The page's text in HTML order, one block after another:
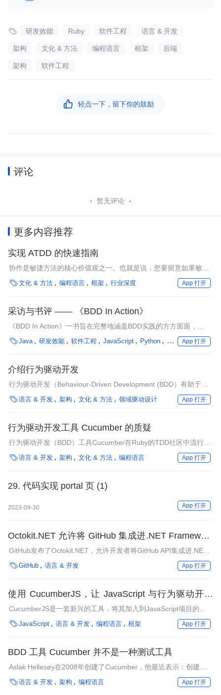
 研发效能 Ruby 软件工程 语言 & 开发
架构 文化 & 方法 编程语言 框架 后端
架构 软件工程
 轻点一下，留下你的鼓励
评论
暂无评论
更多内容推荐
实现 ATDD 的快速指南
协作是敏捷方法的核心价值观之一。也就是说，您要留意如果敏捷
团队中的开发人员、测试人员和业务人员之间缺乏协作，会发生什
么? 本文提供了在您的项目中实现验收测试驱动开发(ATDD)的快速
文化 & 方法 编程语言 框架 行业深度 App 打开
采访与书评 —— 《BDD In Action》
《BDD In Action》一书旨在完整地涵盖BDD实践的方方面面，从
需求分析到生产环境中的代码开发，通过可执行规范与自动化测试
支撑着整个流程。
Java 研发效能 软件工程 JavaScript Python C# Book Review
App 打开
介绍行为驱动开发
行为驱动开发（Behaviour-Driven Development (BDD）有助于克
服开发人员对构建产品需求的理解与业务人员对需求引起的技术困
难理解之间的差距。原因是改善两组之间的沟通，Alistair Stead 和
语言 & 开发 架构 文化 & 方法 领域驱动设计 App 打开
行为驱动开发工具 Cucumber 的质疑
行为驱动开发（BDD）工具Cucumber在Ruby的TDD社区中流行了
有一段时间了。它提供了一种编写任何人都能够理解的测试的方
法，而不管他们拥有什么技术知识。 这一切都很好，但是
Cucumber案例中提出了自己的质疑。Jon Frisby和Matt Polito都对
语言 & 开发 架构 文化 & 方法 编程语言 App 打开
29. 代码实现 portal 页 (1)
2023-09-30 App 打开
Octokit.NET 允许将 GitHub 集成进.NET Framework
4.5 应用程序中
GitHub发布了Octokit.NET，允许开发者将GitHub API集成进.NET
Framework 4.5应用程序中。它还包含访问GitHub API的集成测
试。
GitHub 语言 & 开发 App 打开
使用 CucumberJS，让 JavaScript 与行为驱动开发
结合
CucumberJS是一套新兴的工具，将其加入到JavaScript项目的
TDD（测试驱动开发）工作流中，将有助于让项目与行为驱动开发
的理念相结合。
JavaScript 语言 & 开发 编程语言 框架 App 打开
BDD 工具 Cucumber 并不是一种测试工具
Aslak Hellesøy在2008年创建了Cucumber，他最近表示：创建
Cucumber最初的目标是用于克服含糊不清的需求与误解，它面对
的是项目团队中的非技术人员与技术人员两者。但如果你认为
语言 & 开发 架构 编程语言 App 打开